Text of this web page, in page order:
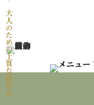
〜 大人のための上質な結婚式 〜